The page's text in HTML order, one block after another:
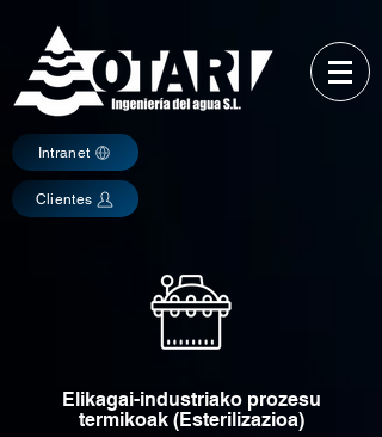
Intranet
Clientes
Elikagai-industriako prozesu
termikoak (Esterilizazioa)